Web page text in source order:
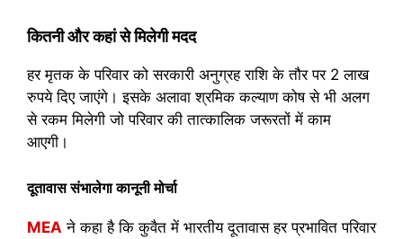
कितनी और कहां से मिलेगी मदद
हर मृतक के परिवार को सरकारी अनुग्रह राशि के तौर पर 2 लाख
रुपये दिए जाएंगे। इसके अलावा श्रमिक कल्याण कोष से भी अलग
से रकम मिलेगी जो परिवार की तात्कालिक जरूरतों में काम
आएगी।
दूतावास संभालेगा कानूनी मोर्चा
MEA ने कहा है कि कुवैत में भारतीय दूतावास हर प्रभावित परिवार